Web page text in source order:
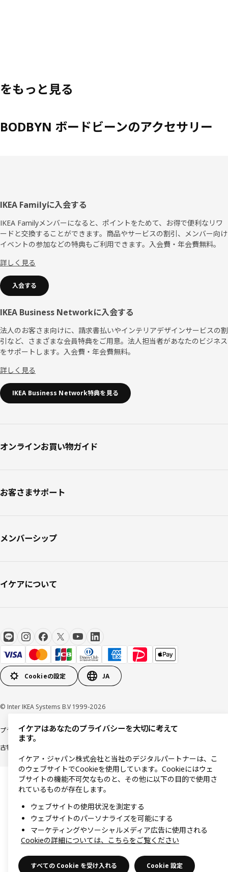
をもっと見る
BODBYN ボードビーンのアクセサリー
フ
ッ
タ
IKEA Familyに入会する
IKEA Familyメンバーになると、ポイントをためて、お得で便利なリワ
ードと交換することができます。商品やサービスの割引、メンバー向け
イベントの参加などの特典もご利用できます。入会費・年会費無料。
詳しく見る
入会する
IKEA Business Networkに入会する
法人のお客さま向けに、請求書払いやインテリアデザインサービスの割
引など、さまざまな会員特典をご用意。法人担当者があなたのビジネス
をサポートします。入会費・年会費無料。
詳しく見る
IKEA Business Network特典を見る
オンラインお買い物ガイド
お客さまサポート
メンバーシップ
イケアについて
Cookieの設定 JA
© Inter IKEA Systems B.V 1999-2026
プライバシーポリシー利用規約Cookieポリシー特定商取引法に基づく表記
古物営業法に基づく表記
イケアはあなたのプライバシーを大切に考えて
ます。
イケア・ジャパン株式会社と当社のデジタルパートナーは、こ
のウェブサイトでCookieを使用しています。Cookieにはウェ
ブサイトの機能不可欠なものと、その他に以下の目的で使用さ
れているものが存在します。
ウェブサイトの使用状況を測定する
ウェブサイトのパーソナライズを可能にする
マーケティングやソーシャルメディア広告に使用される
Cookieの詳細については、こちらをご覧ください
すべての Cookie を受け入れる Cookie 設定